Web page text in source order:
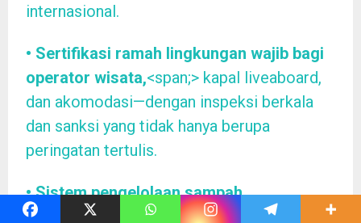
internasional.
• Sertifikasi ramah lingkungan wajib bagi
operator wisata,<span;> kapal liveaboard,
dan akomodasi—dengan inspeksi berkala
dan sanksi yang tidak hanya berupa
peringatan tertulis.
• Sistem pengelolaan sampah
terpadu <span;> yang tuntas, termasuk